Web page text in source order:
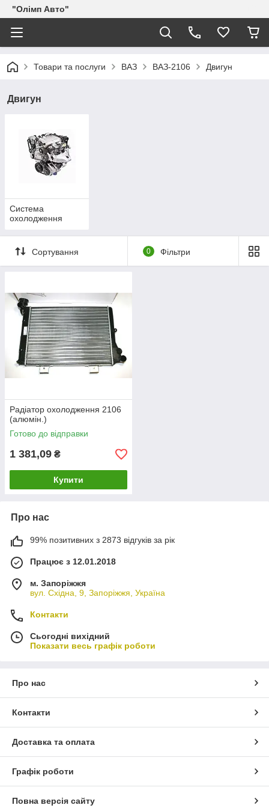
"Олімп Авто"
Товари та послуги ВАЗ ВАЗ-2106 Двигун
Двигун
Система
охолодження
Сортування 0 Фільтри
Радіатор охолодження 2106
(алюмін.)
Готово до відправки
1 381,09 ₴
Купити
Про нас
99% позитивних з 2873 відгуків за рік
Працює з 12.01.2018
м. Запоріжжя
вул. Східна, 9, Запоріжжя, Україна
Контакти
Сьогодні вихідний
Показати весь графік роботи
Про нас
Контакти
Доставка та оплата
Графік роботи
Повна версія сайту